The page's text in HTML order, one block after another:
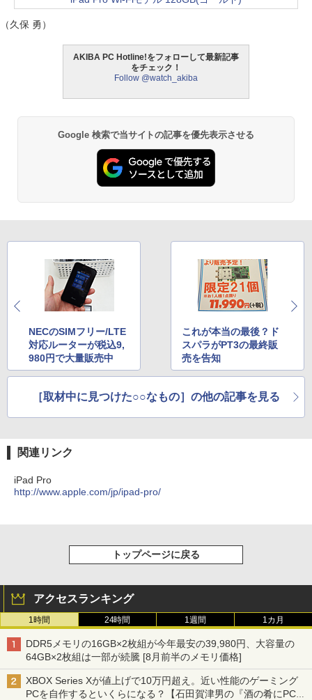
（久保 勇）
AKIBA PC Hotline!をフォローして最新記事
をチェック！
Follow @watch_akiba
Google 検索で当サイトの記事を優先表示させる
NECのSIMフリー/LTE
対応ルーターが税込9,
980円で大量販売中
これが本当の最後？ド
スパラがPT3の最終販
売を告知
［取材中に見つけた○○なもの］の他の記事を見る
関連リンク
iPad Pro
http://www.apple.com/jp/ipad-pro/
トップページに戻る
アクセスランキング
1時間 24時間 1週間 1カ月
DDR5メモリの16GB×2枚組が今年最安の39,980円、大容量の
64GB×2枚組は一部が続騰 [8月前半のメモリ価格]
XBOX Series Xが値上げで10万円超え。近い性能のゲーミング
PCを自作するといくらになる？【石田賀津男の『酒の肴にPCゲ